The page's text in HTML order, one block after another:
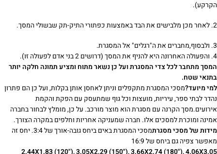
הקרקע).
2. לאחר מכן מלבישים את הבד באמצעות כפתורי התיק-תק שבשולי המסך.
3. ולבסוף,מחברים את ה"רגלים" אל המסגרת.
4. והפעולה האחרונה היא להניף את המסך (דרושים 2 בני אדם לפעולה זו).
המסך מתחבר לכל צדי המסגרת ועל כן נשאר מתוח ומציע תמונה חלקה יותר
בתנאי שטח.
למי מיועד?מסכי המסגרת מתקפלים וניתן לאחסן אותן בקלות, ועל כן הם פתרון
נהדר לבתי ספר, עיריות, מועצות וכל גוף שמתעסק עם הפקת והקמת
אירועים.מסך הקרנה עם מסגרת הוא מוצר מורכב. על כן, מומלץ לבחור בחברה
אמינה ומוכרת למסכים אלו. חברה שמעניקה אחריות וחלפים במקרה הצורך.
מידות של מסכי מסגרת
מסכי המסגרת באים ביחס גובה-אורך של 3:4. יחס זה
מאפשר צפיה גם ביחס של 16:9
2.44X1.83 (120"), 3.05X2.29 (150"), 3.66X2.74 (180"), 4.06X3.05